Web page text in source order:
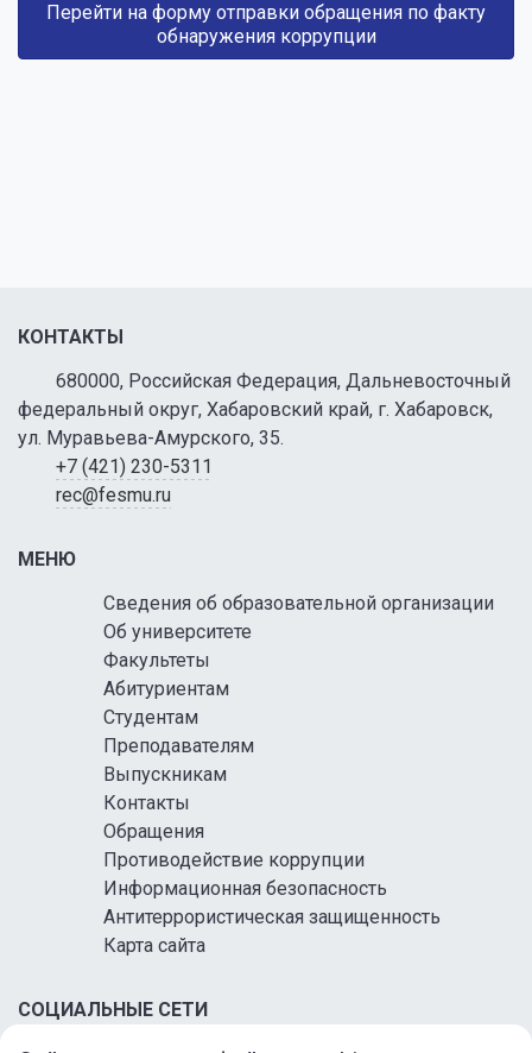
Перейти на форму отправки обращения по факту
обнаружения коррупции
КОНТАКТЫ
680000, Российская Федерация, Дальневосточный
федеральный округ, Хабаровский край, г. Хабаровск,
ул. Муравьева-Амурского, 35.
+7 (421) 230-5311
rec@fesmu.ru
МЕНЮ
Сведения об образовательной организации
Об университете
Факультеты
Абитуриентам
Студентам
Преподавателям
Выпускникам
Контакты
Обращения
Противодействие коррупции
Информационная безопасность
Антитеррористическая защищенность
Карта сайта
СОЦИАЛЬНЫЕ СЕТИ